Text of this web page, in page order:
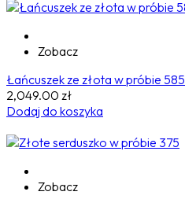
Zobacz
Łańcuszek ze złota w próbie 585
2,049.00 zł
Dodaj do koszyka
Zobacz